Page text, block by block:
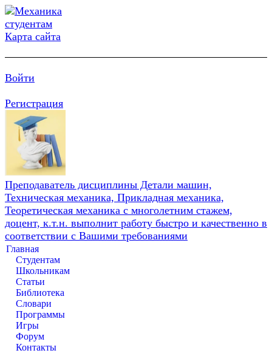
Карта сайта
Войти
Регистрация
Преподаватель дисциплины Детали машин,
Техническая механика, Прикладная механика,
Теоретическая механика с многолетним стажем,
доцент, к.т.н. выполнит работу быстро и качественно в
соответствии с Вашими требованиями
Главная
Студентам
Школьникам
Статьи
Библиотека
Словари
Программы
Игры
Форум
Контакты